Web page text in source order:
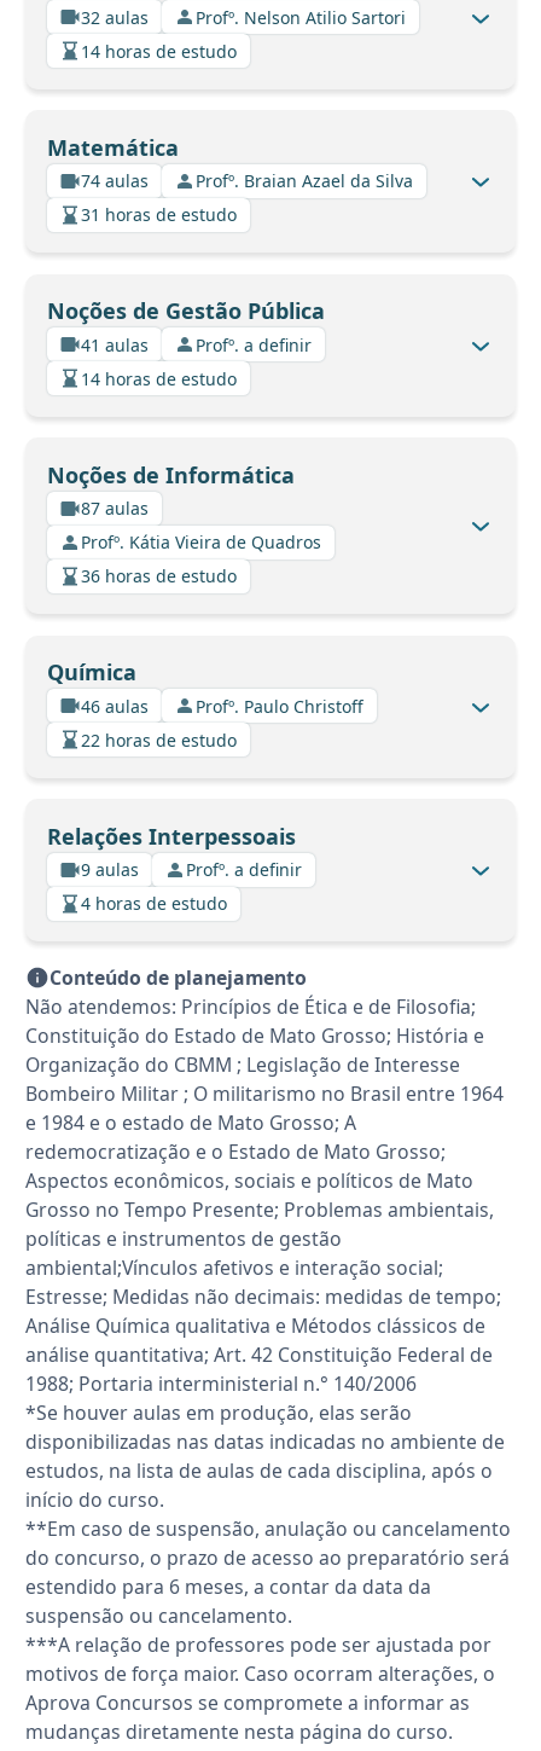
32 aulas
Profº. Nelson Atilio Sartori
14 horas de estudo
Matemática
74 aulas
Profº. Braian Azael da Silva
31 horas de estudo
Noções de Gestão Pública
41 aulas
Profº. a definir
14 horas de estudo
Noções de Informática
87 aulas
Profº. Kátia Vieira de Quadros
36 horas de estudo
Química
46 aulas
Profº. Paulo Christoff
22 horas de estudo
Relações Interpessoais
9 aulas
Profº. a definir
4 horas de estudo
Conteúdo de planejamento
Não atendemos: Princípios de Ética e de Filosofia;
Constituição do Estado de Mato Grosso; História e
Organização do CBMM ; Legislação de Interesse
Bombeiro Militar ; O militarismo no Brasil entre 1964
e 1984 e o estado de Mato Grosso; A
redemocratização e o Estado de Mato Grosso;
Aspectos econômicos, sociais e políticos de Mato
Grosso no Tempo Presente; Problemas ambientais,
políticas e instrumentos de gestão
ambiental;Vínculos afetivos e interação social;
Estresse; Medidas não decimais: medidas de tempo;
Análise Química qualitativa e Métodos clássicos de
análise quantitativa; Art. 42 Constituição Federal de
1988; Portaria interministerial n.° 140/2006
*Se houver aulas em produção, elas serão
disponibilizadas nas datas indicadas no ambiente de
estudos, na lista de aulas de cada disciplina, após o
início do curso.
**Em caso de suspensão, anulação ou cancelamento
do concurso, o prazo de acesso ao preparatório será
estendido para 6 meses, a contar da data da
suspensão ou cancelamento.
***A relação de professores pode ser ajustada por
motivos de força maior. Caso ocorram alterações, o
Aprova Concursos se compromete a informar as
mudanças diretamente nesta página do curso.